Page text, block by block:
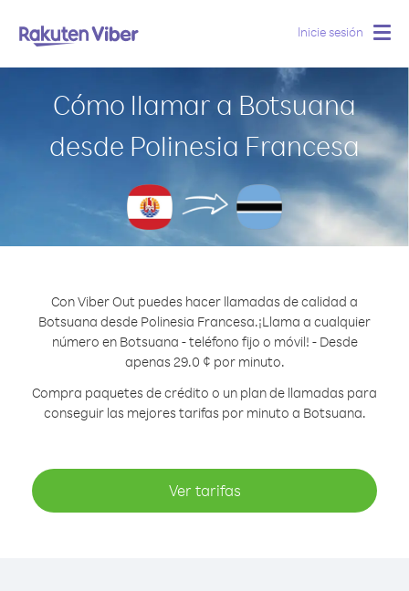
Inicie sesión
Cómo llamar a Botsuana
desde Polinesia Francesa
Con Viber Out puedes hacer llamadas de calidad a
Botsuana desde Polinesia Francesa.¡Llama a cualquier
número en Botsuana - teléfono fijo o móvil! - Desde
apenas 29.0 ¢ por minuto.
Compra paquetes de crédito o un plan de llamadas para
conseguir las mejores tarifas por minuto a Botsuana.
Ver tarifas